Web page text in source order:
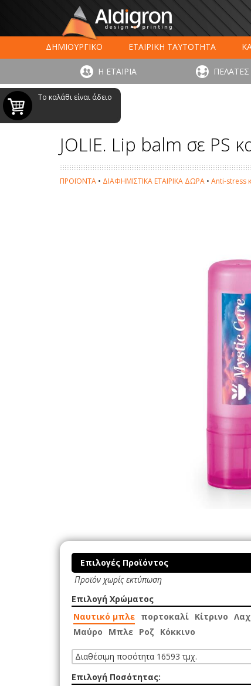
ΔΗΜΙΟΥΡΓΙΚΟ ΕΤΑΙΡΙΚΗ ΤΑΥΤΟΤΗΤΑ
ΕΚΤΥΠΩΣΗ ΣΥΣΚΕΥΑΣΙΑΣ
LARGE FORMAT
Η ΕΤΑΙΡΙΑ ΠΕΛΑΤΕΣ
Το καλάθι είναι άδειο
JOLIE. Lip balm σε PS
ΠΡΟΪΟΝΤΑ • ΔΙΑΦΗΜΙΣΤΙΚΑ ΕΤΑΙΡΙΚΑ ΔΩΡΑ • Anti-stress
Επιλογές Προϊόντος
Προϊόν χωρίς εκτύπωση
Επιλογή Χρώματος
Ναυτικό μπλε πορτοκαλί Κίτρινο
Μαύρο
Μπλε Ροζ Κόκκινο
Διαθέσιμη ποσότητα 16593 τμχ.
Επιλογή Ποσότητας: